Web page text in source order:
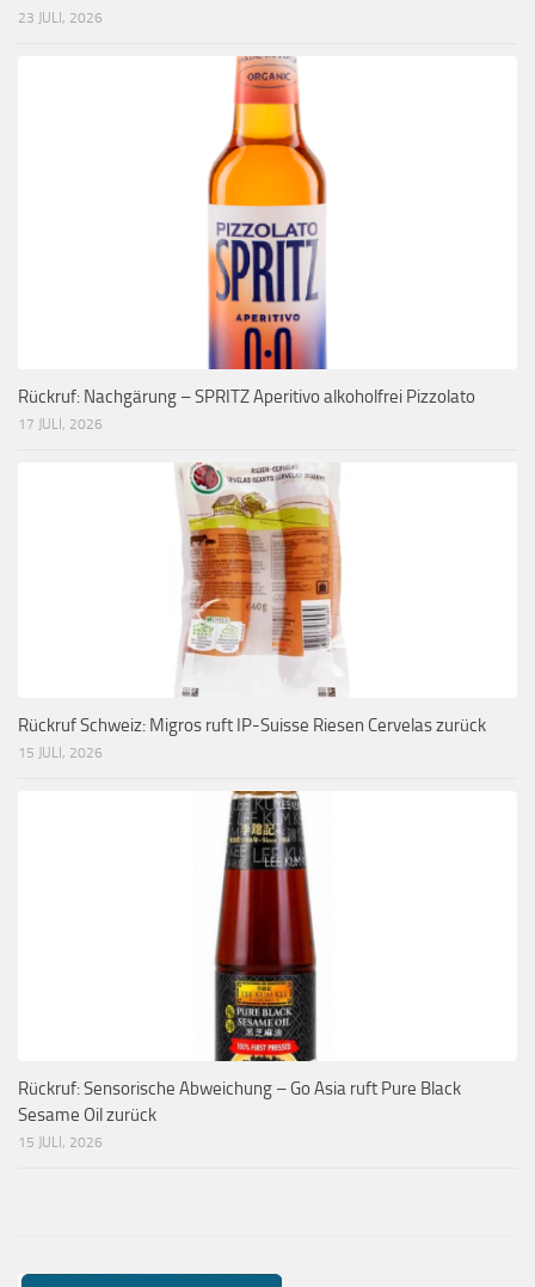
23 JULI, 2026
Rückruf: Nachgärung – SPRITZ Aperitivo alkoholfrei Pizzolato
17 JULI, 2026
Rückruf Schweiz: Migros ruft IP-Suisse Riesen Cervelas zurück
15 JULI, 2026
Rückruf: Sensorische Abweichung – Go Asia ruft Pure Black
Sesame Oil zurück
15 JULI, 2026